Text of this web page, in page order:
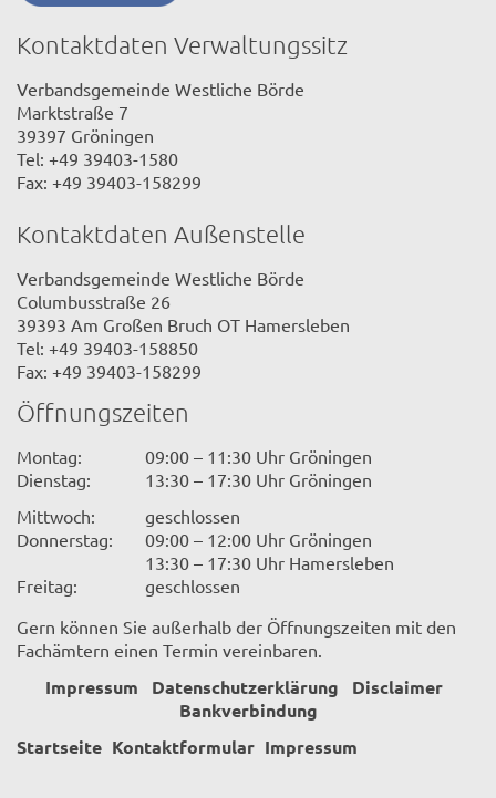
Kontaktdaten Verwaltungssitz
Verbandsgemeinde Westliche Börde
Marktstraße 7
39397 Gröningen
Tel: +49 39403-1580
Fax: +49 39403-158299
Kontaktdaten Außenstelle
Verbandsgemeinde Westliche Börde
Columbusstraße 26
39393 Am Großen Bruch OT Hamersleben
Tel: +49 39403-158850
Fax: +49 39403-158299
Öffnungszeiten
Montag:
09:00 – 11:30 Uhr Gröningen
Dienstag:
13:30 – 17:30 Uhr Gröningen
Mittwoch:
geschlossen
Donnerstag:
09:00 – 12:00 Uhr Gröningen
13:30 – 17:30 Uhr Hamersleben
Freitag:
geschlossen
Gern können Sie außerhalb der Öffnungszeiten mit den
Fachämtern einen Termin vereinbaren.
Impressum Datenschutzerklärung
Disclaimer
Bankverbindung
Startseite Kontaktformular Impressum